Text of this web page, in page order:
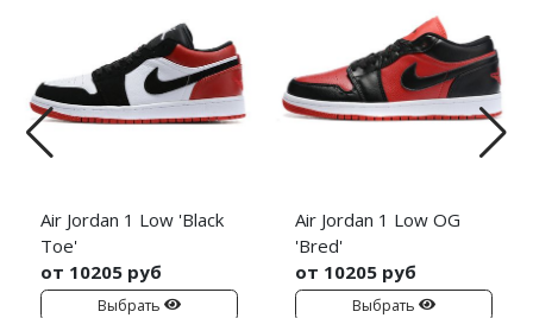
Air Jordan 1 Low 'Black
Toe'
от 10205 руб
Выбрать
Air Jordan 1 Low OG
'Bred'
от 10205 руб
Выбрать